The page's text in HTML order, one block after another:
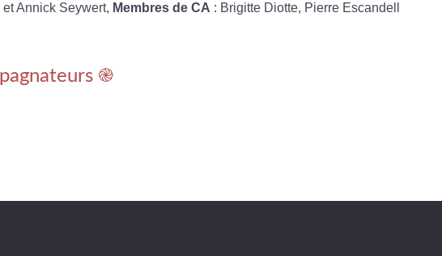
Annick Seywert, Membres de CA : Brigitte Diotte, Pierre Escandell
֎